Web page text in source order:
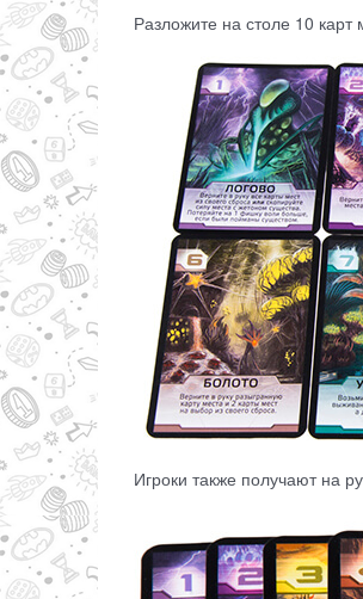
Разложите на столе 10
Игроки также получают на